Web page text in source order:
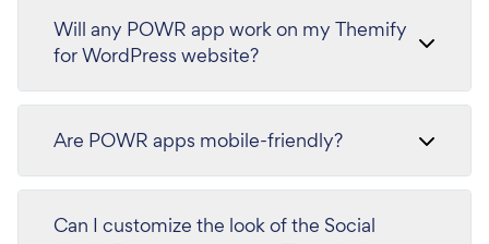
Will any POWR app work on my Themify
for WordPress website?
Are POWR apps mobile-friendly?
Can I customize the look of the Social